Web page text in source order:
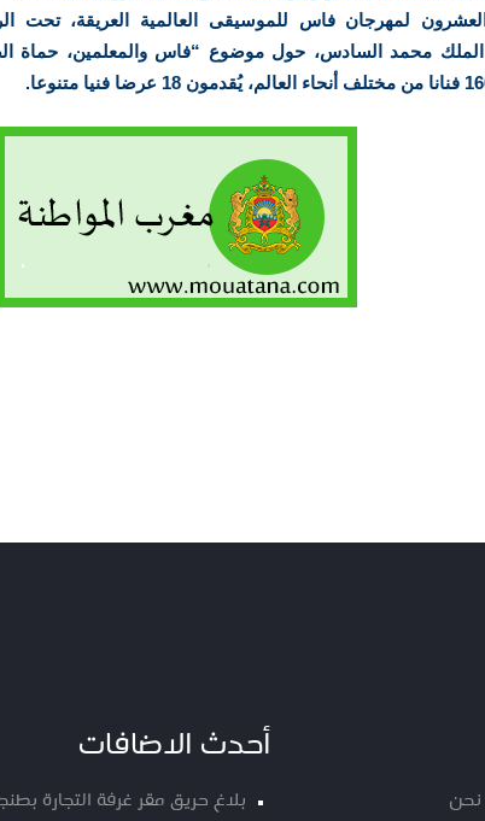
لمهرجان فاس للموسيقى العالمية العريقة، تحت
الملك محمد السادس، حول موضوع “فاس والمعلمين، حماة
أحدث الاضافات
بلاغ حريق مقر غرفة التجارة